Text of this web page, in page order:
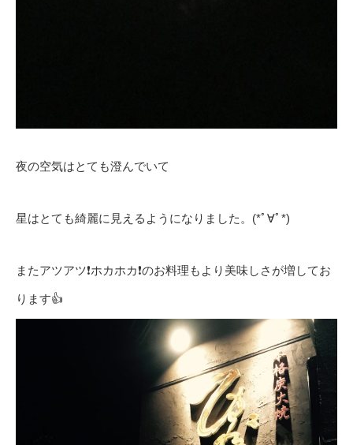
夜の空気はとても澄んでいて
星はとても綺麗に見えるようになりました。(*ﾟ∀ﾟ*)
またアツアツ❗️ホカホカ❗️のお料理もより美味しさが増してお
ります👍